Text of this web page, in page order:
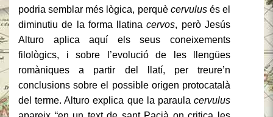
podria semblar més lògica, perquè cervulusés el
diminutiu de la forma llatinacervos, però Jesús
Alturo aplica aquí els seus coneixements
filològics, i sobre l’evolució de les llengües
romàniques a partir del llatí, per treure’n
conclusions sobre el possible origen protocatalà
del terme. Alturo explica que la paraula cervulus